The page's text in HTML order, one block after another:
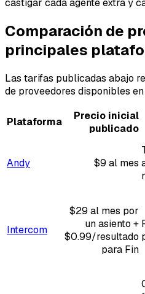
castigar cada agente extra y
Comparación de
principales
Las tarifas publicadas abajo
de proveedores disponibles
Plataforma
Precio inicial
publicado
Andy $9 al mes
Intercom
$29 al mes por
un asiento +
$0.99/resultado
para Fin